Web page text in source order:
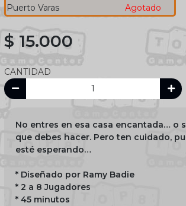
Puerto Varas
Agotado
$ 15.000
CANTIDAD
No entres en esa casa encantada… o
que debes hacer. Pero ten cuidado,
esté esperando…
* Diseñado por Ramy Badie
* 2 a 8 Jugadores
* 45 minutos